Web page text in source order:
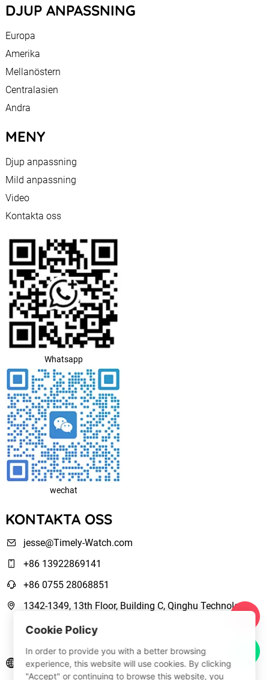
DJUP ANPASSNING
Europa
Amerika
Mellanöstern
Centralasien
Andra
MENY
Djup anpassning
Mild anpassning
Video
Kontakta oss
Whatsapp
wechat
KONTAKTA OSS
jesse@Timely-Watch.com
+86 13922869141
+86 0755 28068851
1342-1349, 13th Floor, Building C, Qinghu Technology
Park, Qingxiang Road,Longhua New District Shenzhen,
www.Timely-Watch.com
Cookie Policy
In order to provide you with a better browsing
experience, this website will use cookies. By clicking
"Accept" or continuing to browse this website, you